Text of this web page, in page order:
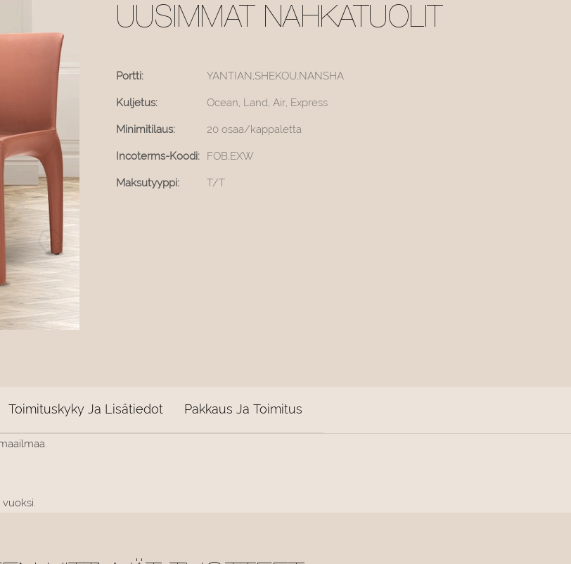
UUSIMMAT NAHKATUOLIT
Portti: YANTIAN,SHEKOU,NANSHA
Kuljetus: Ocean, Land, Air, Express
Minimitilaus: 20 osaa/kappaletta
Incoterms-Koodi: FOB,EXW
Maksutyyppi: T/T
Toimituskyky Ja Lisätiedot Pakkaus Ja Toimitus